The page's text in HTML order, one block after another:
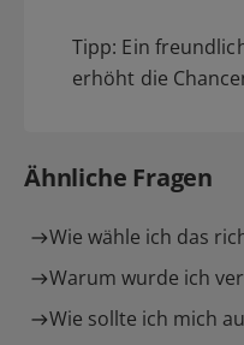
Tipp: Ein
erhöht die
Ähnliche Fragen
Wie wähle ich das
Warum wurde ich
Wie sollte ich mich